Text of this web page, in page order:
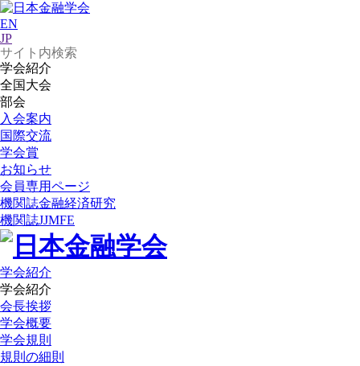
EN
JP
学会紹介
全国大会
部会
入会案内
国際交流
学会賞
お知らせ
会員専用ページ
機関誌金融経済研究
機関誌JJMFE
学会紹介
学会紹介
会長挨拶
学会概要
学会規則
規則の細則